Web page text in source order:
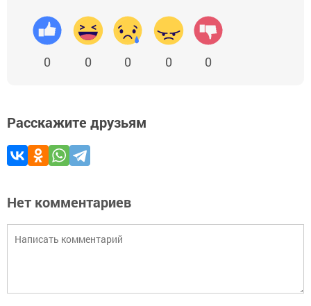
0 0 0 0 0
Расскажите друзьям
Нет комментариев